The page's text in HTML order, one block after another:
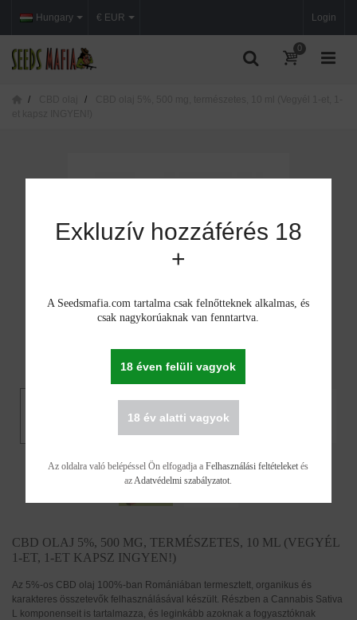
Hungary Login
€ EUR
0
CBD OLAJ 5%, 500 MG, TERMÉSZETES, 10 ML (VEGYÉL
1-ET, 1-ET KAPSZ INGYEN!)
Az 5%-os CBD olaj 100%-ban Romániában termesztett, organikus és
karakteres összetevők felhasználásával készült. Részben a Cannabis Sativa
L komponenseit is tartalmazza, és leginkább azoknak a fogyasztóknak
Exkluzív hozzáférés 18
+
A Seedsmafia.com tartalma csak felnőtteknek alkalmas, és
csak nagykorúaknak van fenntartva.
18 éven felüli vagyok
18 év alatti vagyok
Az oldalra való belépéssel Ön elfogadja aFelhasználási feltételeket és
azAdatvédelmi szabályzatot.